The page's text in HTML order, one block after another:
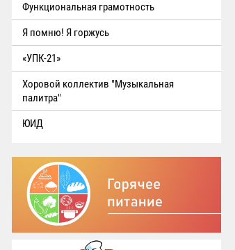
Функциональная грамотность
Я помню! Я горжусь
«УПК-21»
Хоровой коллектив "Музыкальная
палитра"
ЮИД